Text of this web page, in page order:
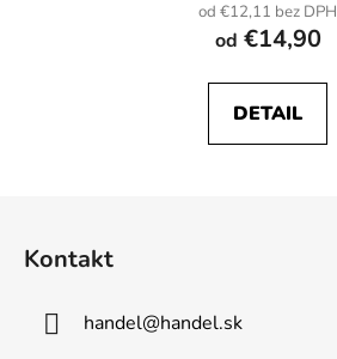
od €12,11 bez DPH
od €14,90
DETAIL
Kontakt
handel@handel.sk